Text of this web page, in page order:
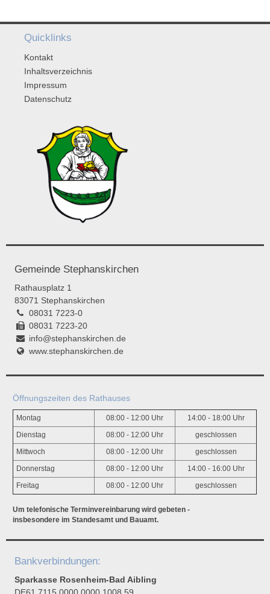
Quicklinks
Kontakt
Inhaltsverzeichnis
Impressum
Datenschutz
Gemeinde Stephanskirchen
Rathausplatz 1
83071 Stephanskirchen
08031 7223-0
08031 7223-20
info@stephanskirchen.de
www.stephanskirchen.de
Öffnungszeiten des Rathauses
Montag 08:00 - 12:00 Uhr 14:00 - 18:00 Uhr
Dienstag 08:00 - 12:00 Uhr geschlossen
Mittwoch 08:00 - 12:00 Uhr geschlossen
Donnerstag 08:00 - 12:00 Uhr 14:00 - 16:00 Uhr
Freitag 08:00 - 12:00 Uhr geschlossen
Um telefonische Terminvereinbarung wird gebeten -
insbesondere im Standesamt und Bauamt.
Bankverbindungen:
Sparkasse Rosenheim-Bad Aibling